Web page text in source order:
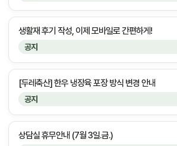
공지
생활재 후기 작성, 이제 모바일로 간편하게!
공지
[두레축산] 한우 냉장육 포장 방식 변경 안내
상담실 휴무안내 (7월 3일.금.)